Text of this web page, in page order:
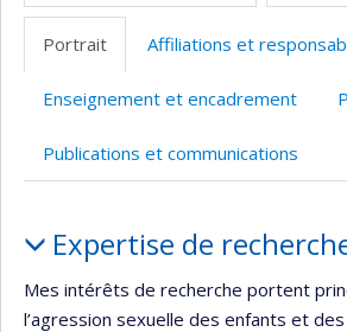
Portrait Affiliations et
Enseignement et encadrement
Publications et communications
Expertise de
Mes intérêts de recherche portent
l’agression sexuelle des enfants et